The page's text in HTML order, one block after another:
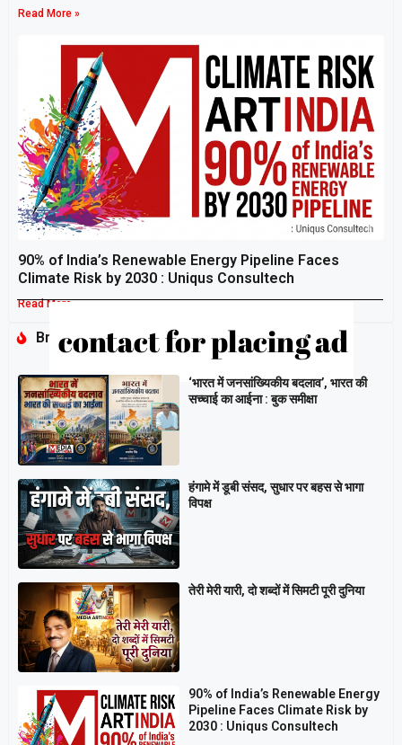
Read More »
90% of India’s Renewable Energy Pipeline Faces
Climate Risk by 2030 : Uniqus Consultech
Read More »
Breaking
‘भारत में जनसांख्यिकीय बदलाव’, भारत की
सच्चाई का आईना : बुक समीक्षा
हंगामे में डूबी संसद, सुधार पर बहस से भागा
विपक्ष
तेरी मेरी यारी, दो शब्दों में सिमटी पूरी दुनिया
90% of India’s Renewable Energy
Pipeline Faces Climate Risk by
2030 : Uniqus Consultech